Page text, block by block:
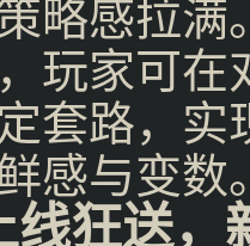
略感拉
玩家可
套路，实
感与变数
线狂送，